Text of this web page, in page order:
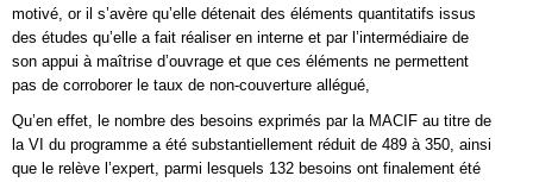
motivé, or il s’avère qu’elle détenait des éléments quantitatifs issus
des études qu’elle a fait réaliser en interne et par l’intermédiaire de
son appui à maîtrise d’ouvrage et que ces éléments ne permettent
pas de corroborer le taux de non-couverture allégué,
Qu’en effet, le nombre des besoins exprimés par la MACIF au titre de
la VI du programme a été substantiellement réduit de 489 à 350, ainsi
que le relève l’expert, parmi lesquels 132 besoins ont finalement été